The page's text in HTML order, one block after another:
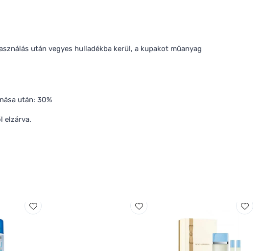
után vegyes hulladékba kerül, a kupakot műanyag
után: 30%
elzárva.